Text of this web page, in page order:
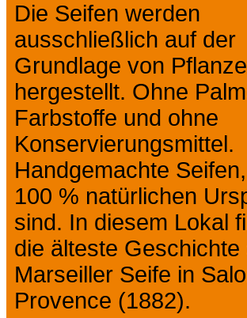
Die Seifen werden
ausschließlich auf der
Grundlage von
hergestellt. Ohne
Farbstoffe und ohne
Konservierungsmittel.
Handgemachte
100 % natürlichen
sind. In diesem Lokal
die älteste Geschichte
Marseiller Seife in
Provence (1882).